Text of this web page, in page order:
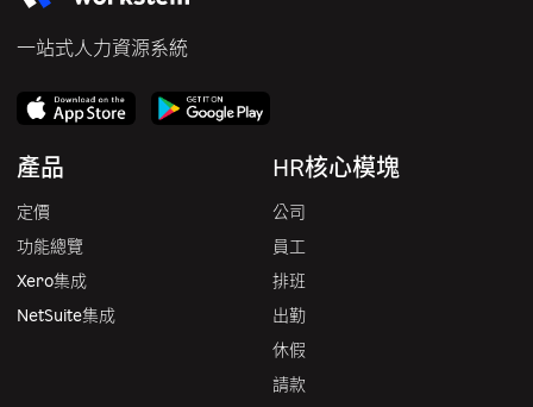
一站式人力資源系統
產品
定價
功能總覽
Xero集成
NetSuite集成
HR核心模塊
公司
員工
排班
出勤
休假
請款